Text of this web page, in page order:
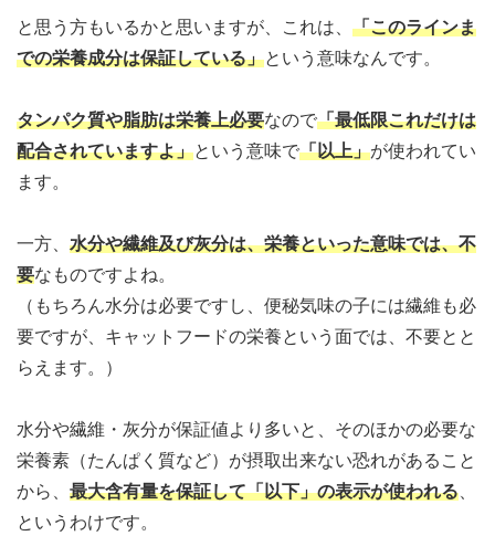
と思う方もいるかと思いますが、これは、 「このラインま
での栄養成分は保証している」という意味なんです。
タンパク質や脂肪は栄養上必要なので「最低限これだけは
配合されていますよ」という意味で「以上」が使われてい
ます。
一方、 水分や繊維及び灰分は、栄養といった意味では、不
要なものですよね。
（もちろん水分は必要ですし、便秘気味の子には繊維も必
要ですが、キャットフードの栄養という面では、不要とと
らえます。）
水分や繊維・灰分が保証値より多いと、そのほかの必要な
栄養素（たんぱく質など）が摂取出来ない恐れがあること
から、 最大含有量を保証して「以下」の表示が使われる
というわけです。